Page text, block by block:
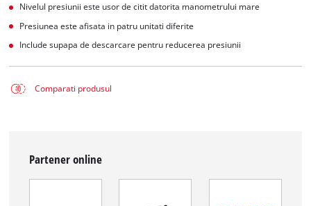
Nivelul presiunii este usor de citit datorita manometrului mare
Presiunea este afisata in patru unitati diferite
Include supapa de descarcare pentru reducerea presiunii
Comparati produsul
Partener online